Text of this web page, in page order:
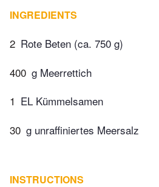
INGREDIENTS
2 Rote Beten (ca. 750 g)
400 g Meerrettich
1 EL Kümmelsamen
30 g unraffiniertes Meersalz
INSTRUCTIONS